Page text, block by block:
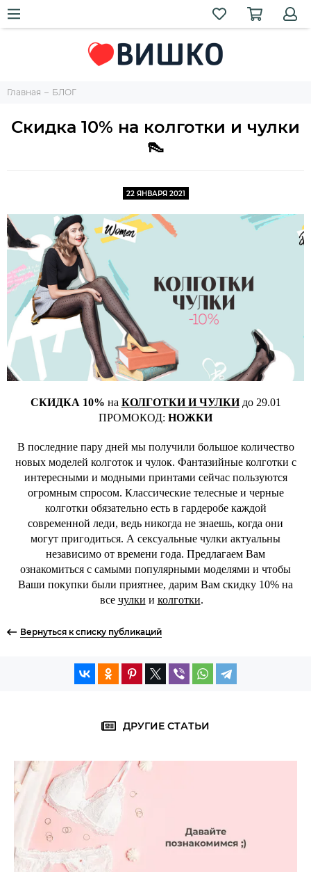
Главная БЛОГ
Скидка 10% на колготки и чулки
👠
22 ЯНВАРЯ 2021
СКИДКА 10% на КОЛГОТКИ И ЧУЛКИдо 29.01
ПРОМОКОД: НОЖКИ
В последние пару дней мы получили большое количество
новых моделей колготок и чулок. Фантазийные колготки с
интересными и модными принтами сейчас пользуются
огромным спросом. Классические телесные и черные
колготки обязательно есть в гардеробе каждой
современной леди, ведь никогда не знаешь, когда они
могут пригодиться. А сексуальные чулки актуальны
независимо от времени года. Предлагаем Вам
ознакомиться с самыми популярными моделями и чтобы
Ваши покупки были приятнее, дарим Вам скидку 10% на
все чулки и колготки.
Вернуться к списку публикаций
ДРУГИЕ СТАТЬИ